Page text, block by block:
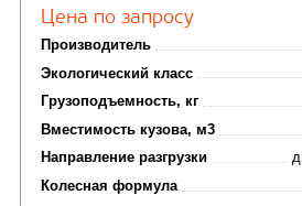
САМОСВАЛ КАМАЗ-45143